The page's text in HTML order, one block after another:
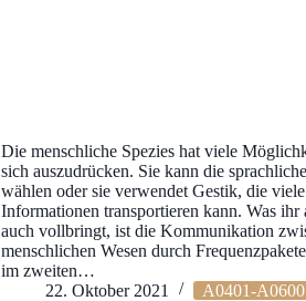
Die menschliche Spezies hat viele
sich auszudrücken. Sie kann die
wählen oder sie verwendet Gestik, die viele
Informationen transportieren kann. Was ihr
auch vollbringt, ist die Kommunikation
menschlichen Wesen durch
im zweiten…
22. Oktober 2021
A0401-A0600